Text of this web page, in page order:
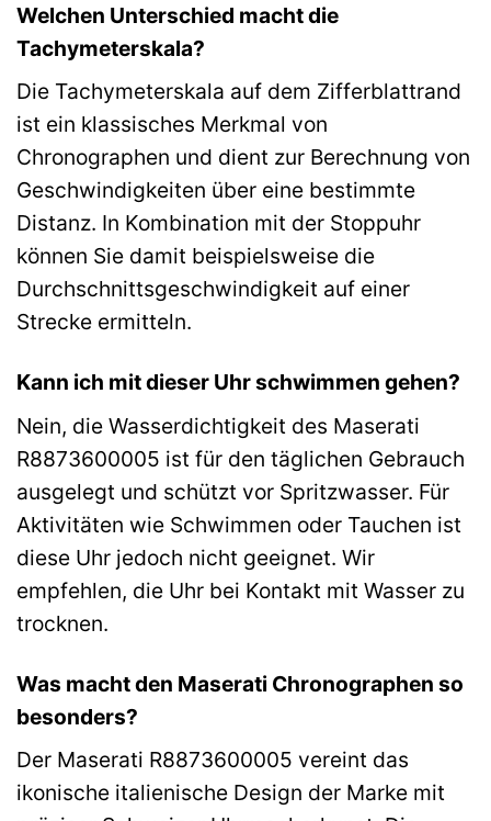
Welchen Unterschied macht die
Tachymeterskala?
Die Tachymeterskala auf dem Zifferblattrand
ist ein klassisches Merkmal von
Chronographen und dient zur Berechnung von
Geschwindigkeiten über eine bestimmte
Distanz. In Kombination mit der Stoppuhr
können Sie damit beispielsweise die
Durchschnittsgeschwindigkeit auf einer
Strecke ermitteln.
Kann ich mit dieser Uhr schwimmen gehen?
Nein, die Wasserdichtigkeit des Maserati
R8873600005 ist für den täglichen Gebrauch
ausgelegt und schützt vor Spritzwasser. Für
Aktivitäten wie Schwimmen oder Tauchen ist
diese Uhr jedoch nicht geeignet. Wir
empfehlen, die Uhr bei Kontakt mit Wasser zu
trocknen.
Was macht den Maserati Chronographen so
besonders?
Der Maserati R8873600005 vereint das
ikonische italienische Design der Marke mit